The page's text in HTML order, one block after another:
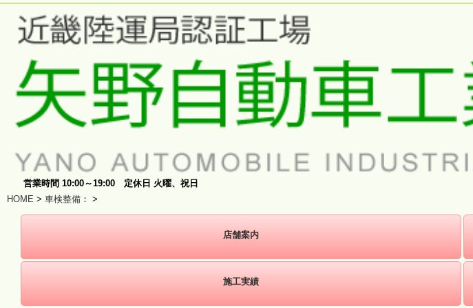
営業時間 10:00～19:00 定休日 火曜、祝日
HOME > 車検整備 ： >
店舗案内
施工実績